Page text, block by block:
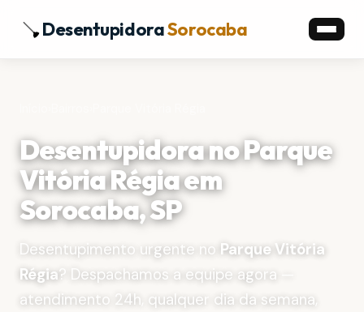
DesentupidoraSorocaba
Desentupidora no Parque
Vitória Régia em
Sorocaba, SP
Desentupimento urgente no Parque Vitória
Régia? Despachamos a equipe agora —
atendimento 24h, qualquer dia da semana,